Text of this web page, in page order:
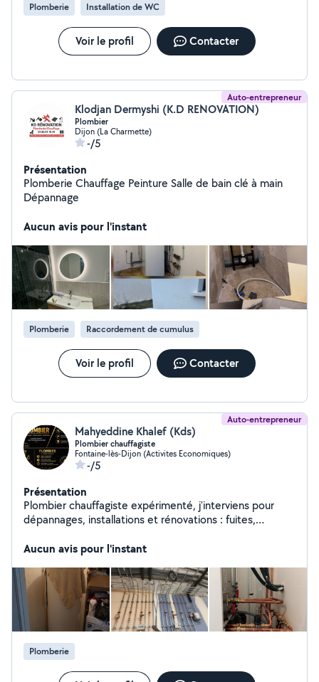
Plomberie Installation de WC
Voir le profil Contacter
Auto-entrepreneur
Klodjan Dermyshi (K.D RENOVATION)
Plombier
Dijon (La Charmette)
-/5
Présentation
Plomberie Chauffage Peinture Salle de bain clé à main
Dépannage
Aucun avis pour l'instant
Plomberie Raccordement de cumulus
Voir le profil Contacter
Auto-entrepreneur
Mahyeddine Khalef (Kds)
Plombier chauffagiste
Fontaine-lès-Dijon (Activites Economiques)
-/5
Présentation
Plombier chauffagiste expérimenté, j'interviens pour
dépannages, installations et rénovations : fuites,
chauffage. Travail soigné, rapide et sérieux.
Aucun avis pour l'instant
Plomberie